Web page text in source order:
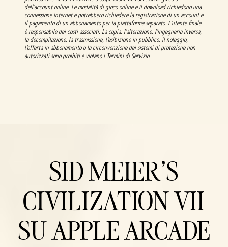
dell'account online. Le modalità di gioco online e il download richiedono una
connessione Internet e potrebbero richiedere la registrazione di un account e
il pagamento di un abbonamento per la piattaforma separato. L'utente finale
è responsabile dei costi associati. La copia, l'alterazione, l'ingegneria inversa,
la decompilazione, la trasmissione, l'esibizione in pubblico, il noleggio,
l'offerta in abbonamento o la circonvenzione dei sistemi di protezione non
autorizzati sono proibiti e violano i Termini di Servizio.
SID MEIER'S
CIVILIZATION VII
SU APPLE ARCADE